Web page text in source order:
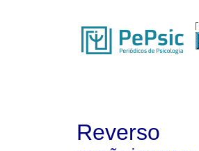
Reverso